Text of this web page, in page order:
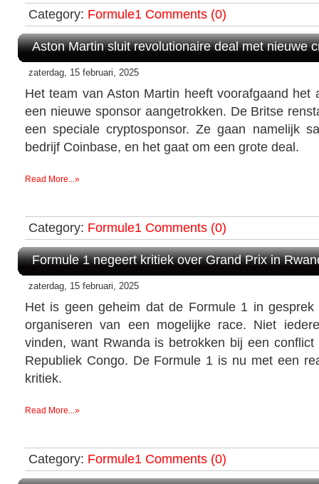
Category: Formule1 Comments (0)
Aston Martin sluit revolutionaire deal met nieuwe
zaterdag, 15 februari, 2025
Het team van Aston Martin heeft voorafgaand het
een nieuwe sponsor aangetrokken. De Britse
een speciale cryptosponsor. Ze gaan namelijk
bedrijf Coinbase, en het gaat om een grote deal.
Read More...»
Category: Formule1 Comments (0)
Formule 1 negeert kritiek over Grand Prix in
zaterdag, 15 februari, 2025
Het is geen geheim dat de Formule 1 in
organiseren van een mogelijke race. Niet
vinden, want Rwanda is betrokken bij een conflict
Republiek Congo. De Formule 1 is nu met een
kritiek.
Read More...»
Category: Formule1 Comments (0)